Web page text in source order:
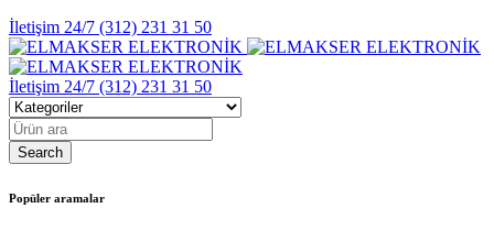
İletişim 24/7 (312) 231 31 50
İletişim 24/7 (312) 231 31 50
Popüler aramalar